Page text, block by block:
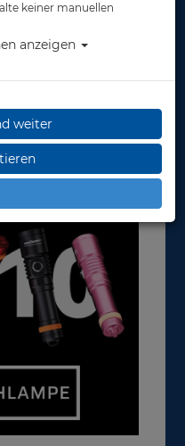
keiner manuellen
anzeigen
weiter